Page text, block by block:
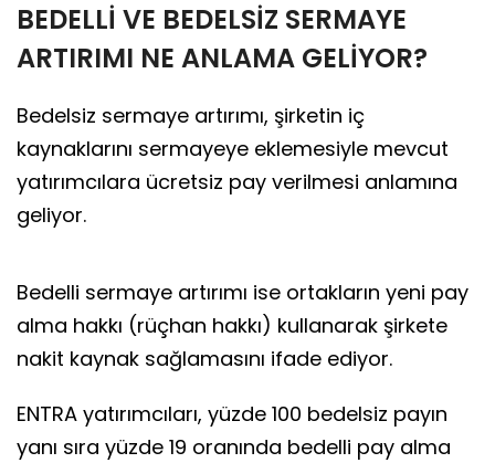
BEDELLİ VE BEDELSİZ SERMAYE
ARTIRIMI NE ANLAMA GELİYOR?
Bedelsiz sermaye artırımı, şirketin iç
kaynaklarını sermayeye eklemesiyle mevcut
yatırımcılara ücretsiz pay verilmesi anlamına
geliyor.
Bedelli sermaye artırımı ise ortakların yeni pay
alma hakkı (rüçhan hakkı) kullanarak şirkete
nakit kaynak sağlamasını ifade ediyor.
ENTRA yatırımcıları, yüzde 100 bedelsiz payın
yanı sıra yüzde 19 oranında bedelli pay alma